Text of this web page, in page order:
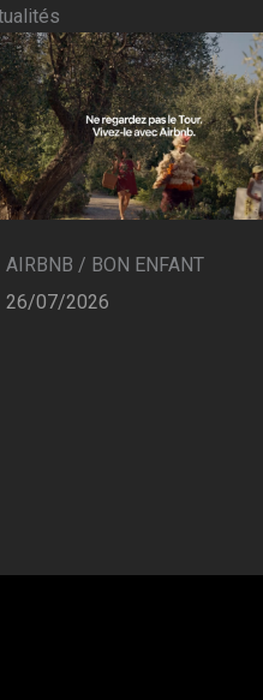
AIRBNB / BON ENFANT
26/07/2026